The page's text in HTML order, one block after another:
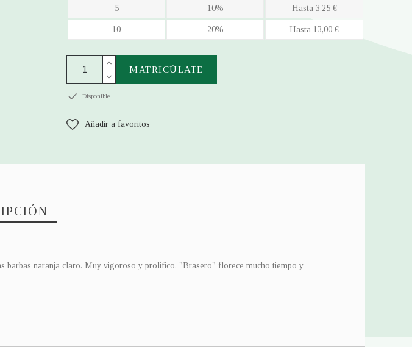
5 10% Hasta 3,25 €
10 20% Hasta 13,00 €
MATRICÚLATE
Disponible
Añadir a favoritos
barbas naranja claro. Muy vigoroso y prolifico. "Brasero" florece mucho tiempo y